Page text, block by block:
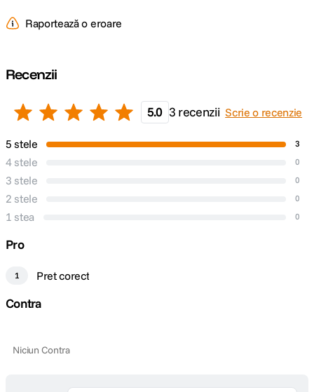
Raportează o eroare
Recenzii
5.0 3 recenzii Scrie o recenzie
5 stele 3
4 stele 0
3 stele 0
2 stele 0
1 stea 0
Pro
1 Pret corect
Contra
Niciun Contra